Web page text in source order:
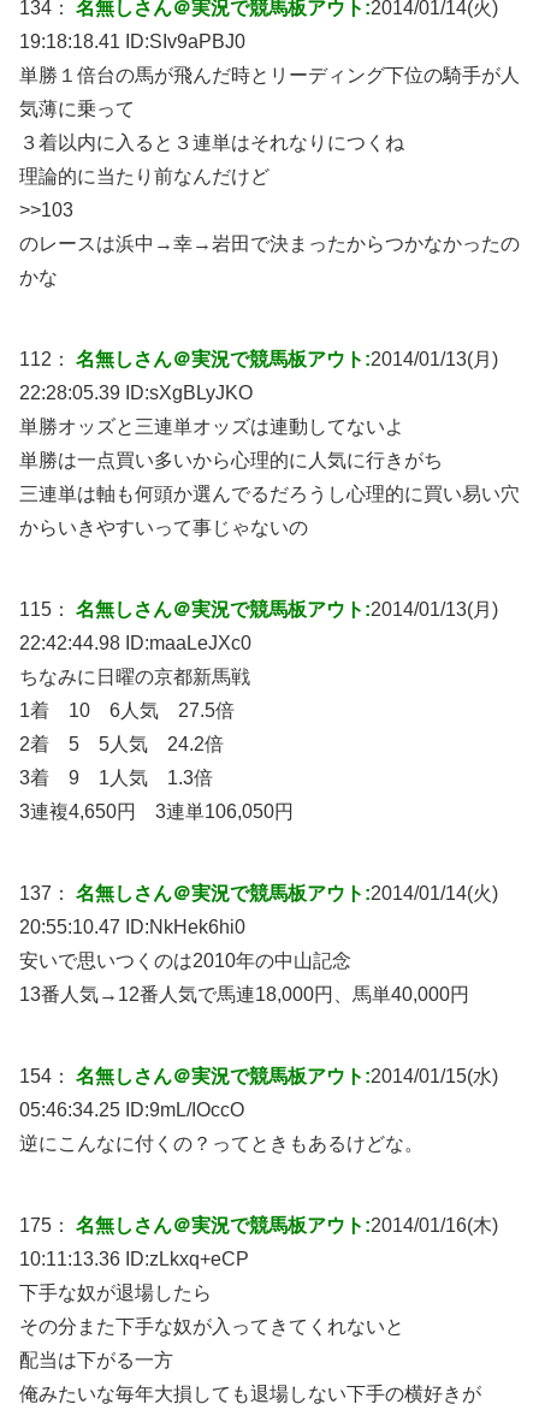
134： 名無しさん＠実況で競馬板アウト:2014/01/14(火)
19:18:18.41 ID:SIv9aPBJ0
単勝１倍台の馬が飛んだ時とリーディング下位の騎手が人
気薄に乗って
３着以内に入ると３連単はそれなりにつくね
理論的に当たり前なんだけど
>>103
のレースは浜中→幸→岩田で決まったからつかなかったの
かな
112： 名無しさん＠実況で競馬板アウト:2014/01/13(月)
22:28:05.39 ID:sXgBLyJKO
単勝オッズと三連単オッズは連動してないよ
単勝は一点買い多いから心理的に人気に行きがち
三連単は軸も何頭か選んでるだろうし心理的に買い易い穴
からいきやすいって事じゃないの
115： 名無しさん＠実況で競馬板アウト:2014/01/13(月)
22:42:44.98 ID:maaLeJXc0
ちなみに日曜の京都新馬戦
1着 10 6人気 27.5倍
2着 5 5人気 24.2倍
3着 9 1人気 1.3倍
3連複4,650円 3連単106,050円
137： 名無しさん＠実況で競馬板アウト:2014/01/14(火)
20:55:10.47 ID:NkHek6hi0
安いで思いつくのは2010年の中山記念
13番人気→12番人気で馬連18,000円、馬単40,000円
154： 名無しさん＠実況で競馬板アウト:2014/01/15(水)
05:46:34.25 ID:9mL/IOccO
逆にこんなに付くの？ってときもあるけどな。
175： 名無しさん＠実況で競馬板アウト:2014/01/16(木)
10:11:13.36 ID:zLkxq+eCP
下手な奴が退場したら
その分また下手な奴が入ってきてくれないと
配当は下がる一方
俺みたいな毎年大損しても退場しない下手の横好きが